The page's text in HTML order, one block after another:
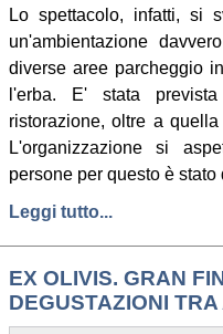
Lo spettacolo, infatti, si
un'ambientazione
diverse aree parcheggio
l'erba. E' stata
ristorazione, oltre a
L'organizzazione si
persone per questo è
Leggi tutto...
EX OLIVIS. GRAN
DEGUSTAZIONI